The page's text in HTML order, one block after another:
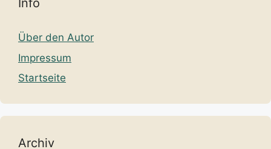
Info
Über den Autor
Impressum
Startseite
Archiv